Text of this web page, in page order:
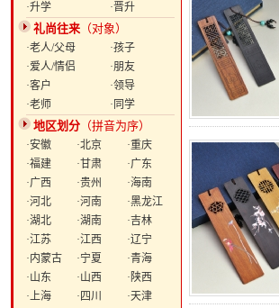
·升学
·晋升
礼尚往来 （对象）
·老人/父母
·孩子
·爱人/情侣
·朋友
·客户
·领导
·老师
·同学
地区划分 （拼音为序）
·安徽 ·北京
·重庆
·福建
·甘肃
·广东
·广西
·贵州
·海南
·河北
·河南
·黑龙江
·湖北
·湖南
·吉林
·江苏
·江西
·辽宁
·内蒙古
·宁夏
·青海
·山东
·山西
·陕西
·上海
·四川
·天津